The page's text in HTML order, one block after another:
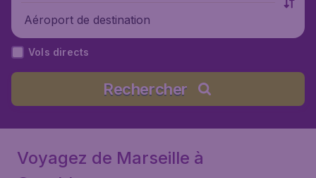
Aéroport de destination
Vols directs
Rechercher
Voyagez de Marseille à